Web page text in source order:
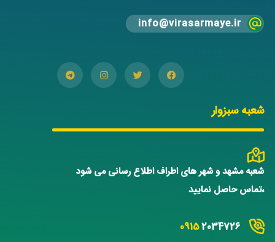
info@virasarmaye.ir
شعبه سبزوار
شعبه مشهد و شهر های اطراف اطلاع رسانی می شود
،تماس حاصل نمایید
09152034726